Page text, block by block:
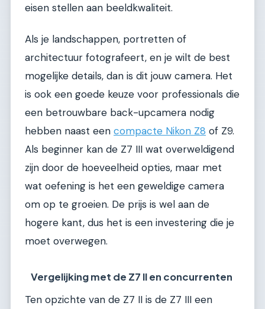
eisen stellen aan beeldkwaliteit.
Als je landschappen, portretten of
architectuur fotografeert, en je wilt de best
mogelijke details, dan is dit jouw camera. Het
is ook een goede keuze voor professionals die
een betrouwbare back-upcamera nodig
hebben naast een compacte Nikon Z8 of Z9.
Als beginner kan de Z7 III wat overweldigend
zijn door de hoeveelheid opties, maar met
wat oefening is het een geweldige camera
om op te groeien. De prijs is wel aan de
hogere kant, dus het is een investering die je
moet overwegen.
Vergelijking met de Z7 II en concurrenten
Ten opzichte van de Z7 II is de Z7 III een